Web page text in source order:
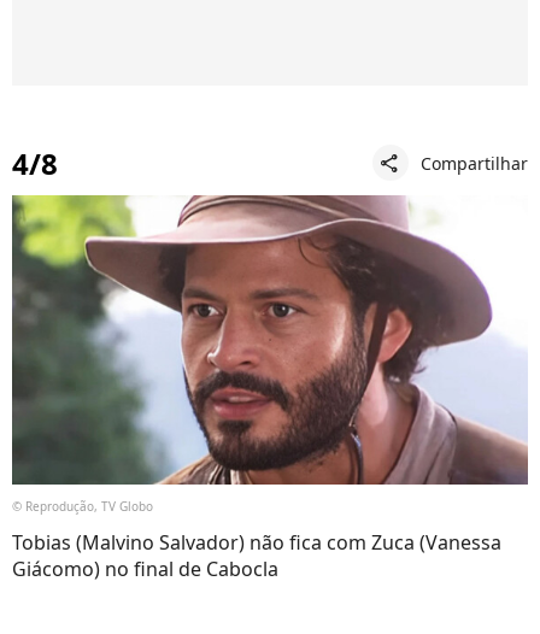
4/8 share Compartilhar
© Reprodução, TV Globo
Tobias (Malvino Salvador) não fica com Zuca (Vanessa
Giácomo) no final de Cabocla